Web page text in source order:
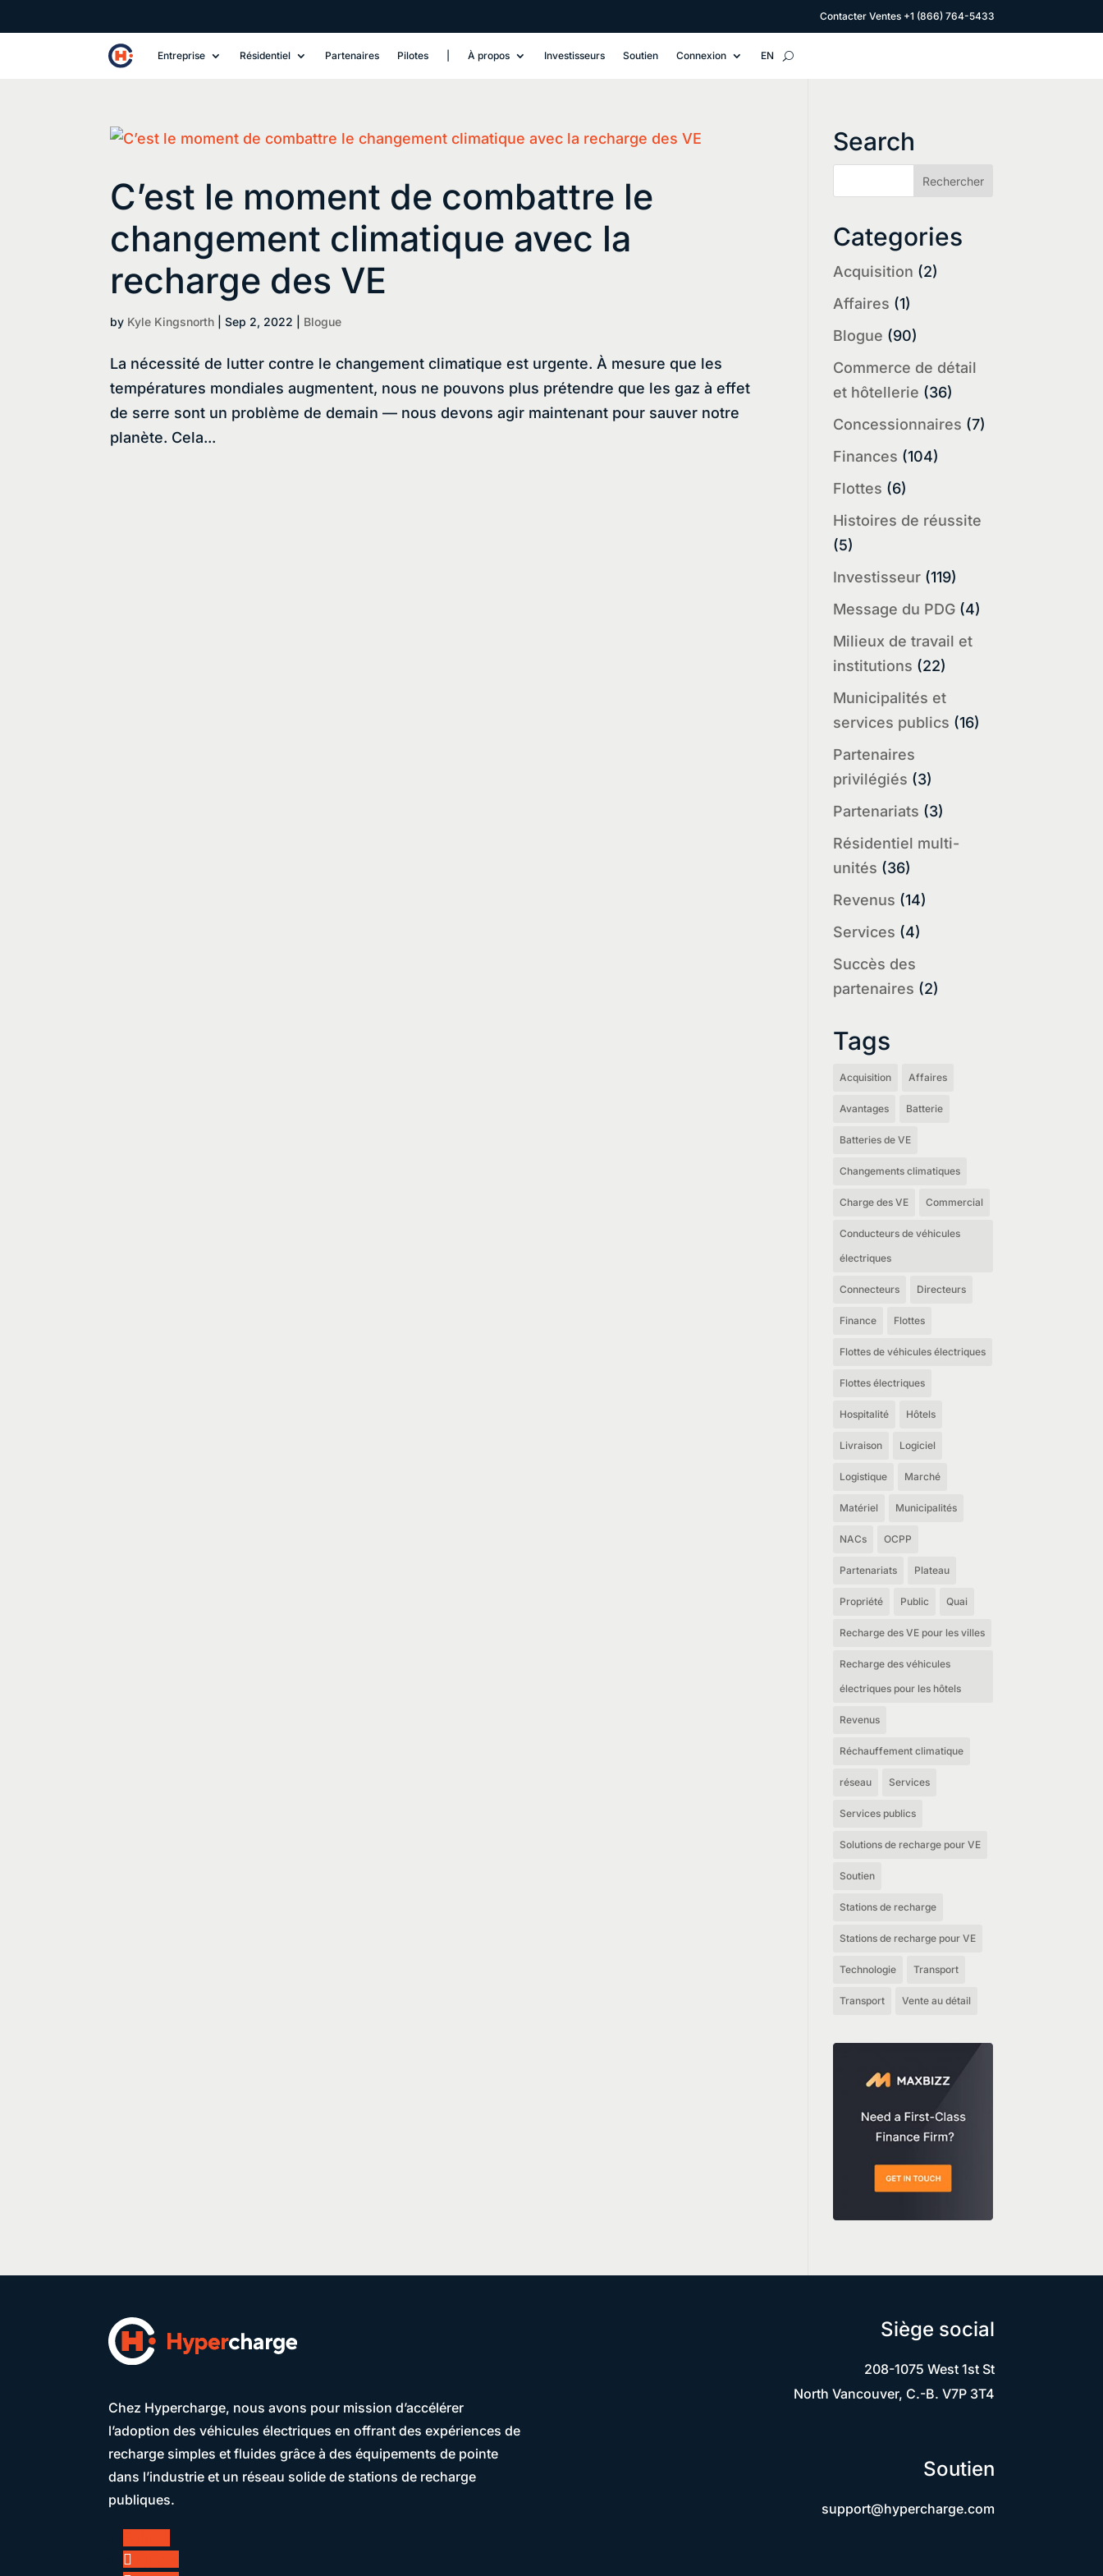
Contacter Ventes +1 (866) 764-5433
Entreprise Résidentiel Partenaires Pilotes À propos Investisseurs Soutien Connexion EN
C’est le moment de combattre le
changement climatique avec la
recharge des VE
by Kyle Kingsnorth |Sep 2, 2022 Blogue
La nécessité de lutter contre le changement climatique est urgente. À mesure que les
températures mondiales augmentent, nous ne pouvons plus prétendre que les gaz à effet
de serre sont un problème de demain — nous devons agir maintenant pour sauver notre
planète. Cela...
Search
Categories
Acquisition (2)
Affaires (1)
Blogue (90)
Commerce de détail
et hôtellerie (36)
Concessionnaires (7)
Finances (104)
Flottes (6)
Histoires de réussite
(5)
Investisseur (119)
Message du PDG (4)
Milieux de travail et
institutions (22)
Municipalités et
services publics (16)
Partenaires
privilégiés (3)
Partenariats (3)
Résidentiel multi-
unités (36)
Revenus (14)
Services (4)
Succès des
partenaires (2)
Tags
Acquisition Affaires
Avantages Batterie
Batteries de VE
Changements climatiques
Charge des VE Commercial
Conducteurs de véhicules
électriques
Connecteurs Directeurs
Finance Flottes
Flottes de véhicules électriques
Flottes électriques
Hospitalité Hôtels
Livraison Logiciel
Logistique Marché
Matériel Municipalités
NACs OCPP
Partenariats Plateau
Propriété Public Quai
Recharge des VE pour les villes
Recharge des véhicules
électriques pour les hôtels
Revenus
Réchauffement climatique
réseau Services
Services publics
Solutions de recharge pour VE
Soutien
Stations de recharge
Stations de recharge pour VE
Technologie Transport
Transport Vente au détail
Chez Hypercharge, nous avons pour mission d’accélérer
l’adoption des véhicules électriques en offrant des expériences de
recharge simples et fluides grâce à des équipements de pointe
dans l’industrie et un réseau solide de stations de recharge
publiques.
Siège social
208-1075 West 1st St
North Vancouver, C.-B. V7P 3T4
Soutien
support@hypercharge.com